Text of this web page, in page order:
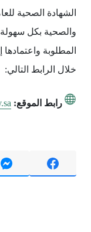
الشهادة الصحية
والصحية بكل
المطلوبة
خلال الرابط التالي:
رابط الموقع: